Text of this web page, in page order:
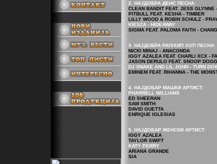
2. НАЈДОБРА ДЕНС ПЕСНА:
CLEAN BANDIT FEAT. JESS GLYNNE
PITBULL FEAT. KESHA - TIMBER
LILLY WOOD & ROBIN SCHULZ -
KIESZA - HIDEAWAY
SIGMA FEAT. PALOMA FAITH -
3. НАЈДОБРА РАП/ХИП ХОП ПЕСНА:
NICKI MINAJ - ANACONDA
IGGY AZALEA FEAT. CHARLI XCX -
JASON DERULO FEAT. SNOOP
DJ SNAKE AND LIL JOHN - TURN
EMINEM FEAT. RIHANNA - THE
4. НАЈДОБАР МАШКИ АРТИСТ:
PHARRELL WILLIAMS
ED SHEERAN
SAM SMITH
DAVID GUETTA
ENRIQUE IGLESIAS
5. НАЈДОБАР ЖЕНСКИ АРТИСТ:
IGGY AZALEA
TAYLOR SWIFT
KATY PERRY
ARIANA GRANDE
SIA